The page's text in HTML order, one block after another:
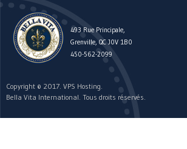
493 Rue Principale,
Grenville, QC J0V 1B0
450-562-2099
Copyright © 2017. VPS Hosting.
Bella Vita International. Tous droits réservés.